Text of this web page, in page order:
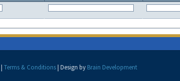
| Terms & Conditions| Design by Brain Development